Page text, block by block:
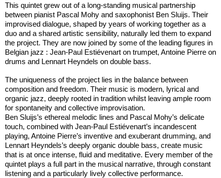
This quintet grew out of a long-standing musical partnership
between pianist Pascal Mohy and saxophonist Ben Sluijs. Their
improvised dialogue, shaped by years of working together as a
duo and a shared artistic sensibility, naturally led them to expand
the project. They are now joined by some of the leading figures in
Belgian jazz : Jean-Paul Estiévenart on trumpet, Antoine Pierre on
drums and Lennart Heyndels on double bass.
The uniqueness of the project lies in the balance between
composition and freedom. Their music is modern, lyrical and
organic jazz, deeply rooted in tradition whilst leaving ample room
for spontaneity and collective improvisation.
Ben Sluijs’s ethereal melodic lines and Pascal Mohy’s delicate
touch, combined with Jean-Paul Estiévenart’s incandescent
playing, Antoine Pierre’s inventive and exuberant drumming, and
Lennart Heyndels’s deeply organic double bass, create music
that is at once intense, fluid and meditative. Every member of the
quintet plays a full part in the musical narrative, through constant
listening and a particularly lively collective performance.